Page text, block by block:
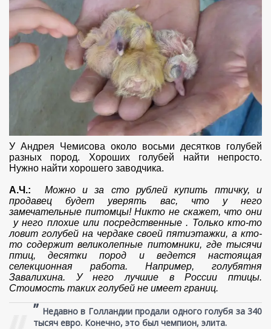
У Андрея Чемисова около восьми десятков голубей
разных пород. Хороших голубей найти непросто.
Нужно найти хорошего заводчика.
А.Ч.:
Можно и за сто рублей купить птичку, и
продавец будет уверять вас, что у него
замечательные питомцы! Никто не скажет, что они
у него плохие или посредственные . Только кто-то
ловит голубей на чердаке своей пятиэтажки, а кто-
то содержит великолепные питомники, где тысячи
птиц, десятки пород и ведется настоящая
селекционная работа. Например, голубятня
Завалихина. У него лучшие в России птицы.
Стоимость таких голубей не имеет границ.
”Недавно в Голландии продали одного голубя за 340
тысяч евро. Конечно, это был чемпион, элита.